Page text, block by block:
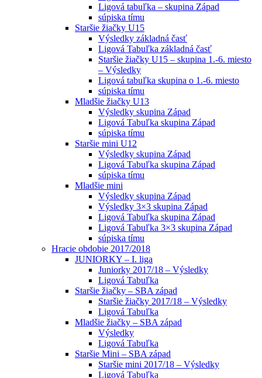
Ligová tabuľka – skupina Západ
súpiska tímu
Staršie žiačky U15
Výsledky základná časť
Ligová Tabuľka základná časť
Staršie žiačky U15 – skupina 1.-6. miesto
– Výsledky
Ligová tabuľka skupina o 1.-6. miesto
súpiska tímu
Mladšie žiačky U13
Výsledky skupina Západ
Ligová Tabuľka skupina Západ
súpiska tímu
Staršie mini U12
Výsledky skupina Západ
Ligová Tabuľka skupina Západ
súpiska tímu
Mladšie mini
Výsledky skupina Západ
Výsledky 3×3 skupina Západ
Ligová Tabuľka skupina Západ
Ligová Tabuľka 3×3 skupina Západ
súpiska tímu
Hracie obdobie 2017/2018
JUNIORKY – I. liga
Juniorky 2017/18 – Výsledky
Ligová Tabuľka
Staršie žiačky – SBA západ
Staršie žiačky 2017/18 – Výsledky
Ligová Tabuľka
Mladšie žiačky – SBA západ
Výsledky
Ligová Tabuľka
Staršie Mini – SBA západ
Staršie mini 2017/18 – Výsledky
Ligová Tabuľka